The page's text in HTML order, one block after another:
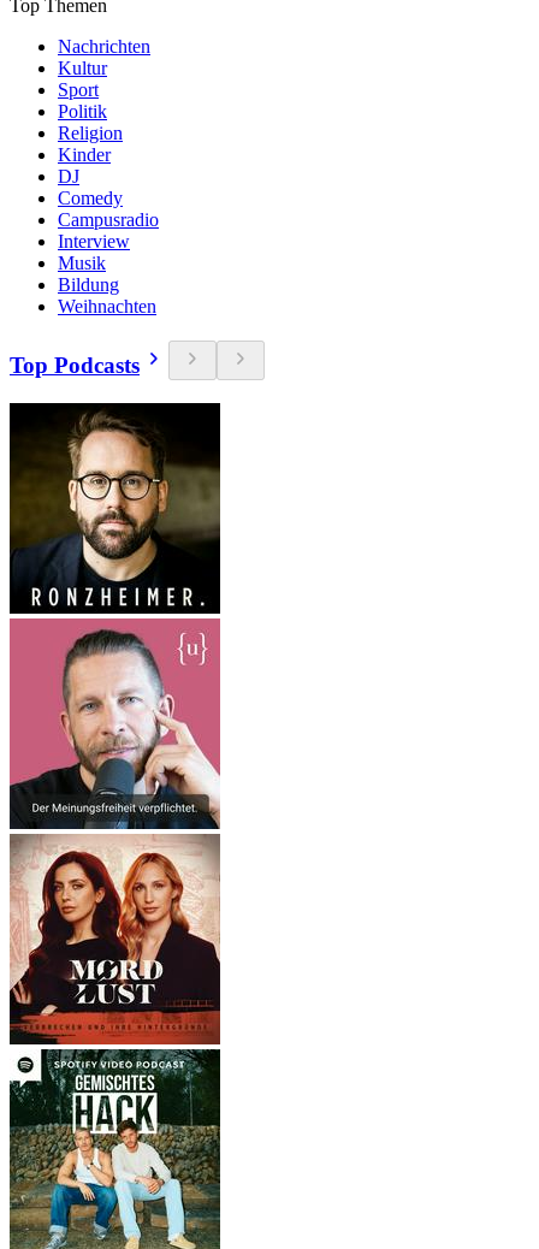
Top Themen
Nachrichten
Kultur
Sport
Politik
Religion
Kinder
DJ
Comedy
Campusradio
Interview
Musik
Bildung
Weihnachten
Top Podcasts